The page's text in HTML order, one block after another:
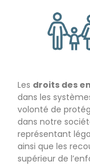
Les droits des
dans les
volonté de
dans notre
représentant
ainsi que les
supérieur de